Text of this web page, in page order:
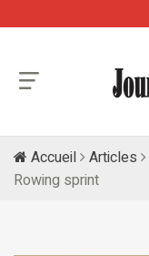
Accueil Articles
Rowing sprint